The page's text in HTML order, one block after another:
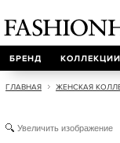
БРЕНД КОЛЛЕКЦИИ
ГЛАВНАЯ ЖЕНСКАЯ
Увеличить изображение